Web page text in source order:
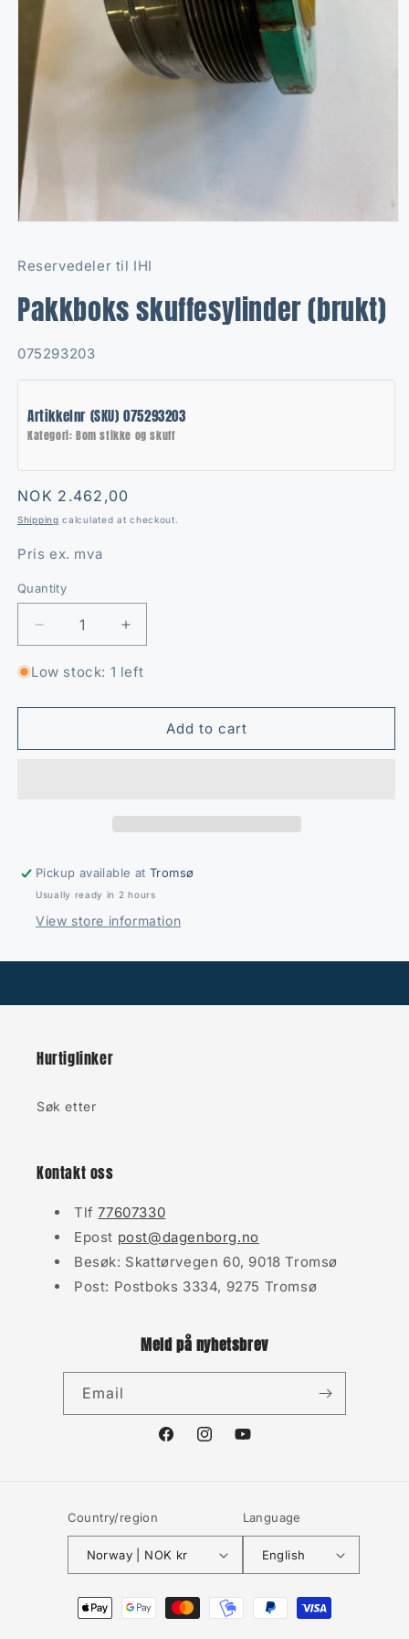
in
Reservedeler til IHI
Pakkboks skuffesylinder (brukt)
SKU:
075293203
Artikkelnr (SKU) 075293203
Kategori: Bom stikke og skuff
Regular
price
NOK 2.462,00
Shipping calculated at checkout.
Pris ex. mva
Quantity
Quantity
Decrease
quantity
for
skuffesylinder
Increase
quantity
for
skuffesylinder
(brukt)
Low stock: 1 left
Add to cart
Pickup available atTromsø
Usually ready in 2 hours
View store information
Hurtiglinker
Søk etter
Kontakt oss
Tlf77607330
Epost post@dagenborg.no
Besøk: Skattørvegen 60, 9018 Tromsø
Post: Postboks 3334, 9275 Tromsø
Meld på nyhetsbrev
Email
FacebookInstagramYouTube
Country/region
Norway | NOK kr
Language
English
Payment
methods